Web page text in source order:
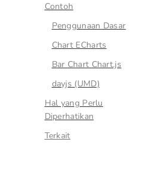
Contoh
Penggunaan Dasar
Chart ECharts
Bar Chart Chart.js
dayjs (UMD)
Hal yang Perlu
Diperhatikan
Terkait